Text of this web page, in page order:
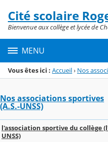
Menu de la rubrique
Contenu
Cité scolaire
Bienvenue aux collège et lycée de
MENU
Vous êtes ici : Accueil› Nos
Nos associations sportives
(A.S.-UNSS)
l'association sportive du collège
UNSS)